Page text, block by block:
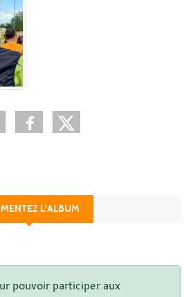
L'ALBUM
pouvoir participer aux